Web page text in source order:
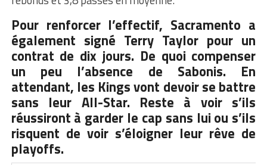
Pour renforcer l’effectif, Sacramento a
également signé Terry Taylor pour un
contrat de dix jours. De quoi compenser
un peu l’absence de Sabonis. En
attendant, les Kings vont devoir se battre
sans leur All-Star. Reste à voir s’ils
réussiront à garder le cap sans lui ou s’ils
risquent de voir s’éloigner leur rêve de
playoffs.